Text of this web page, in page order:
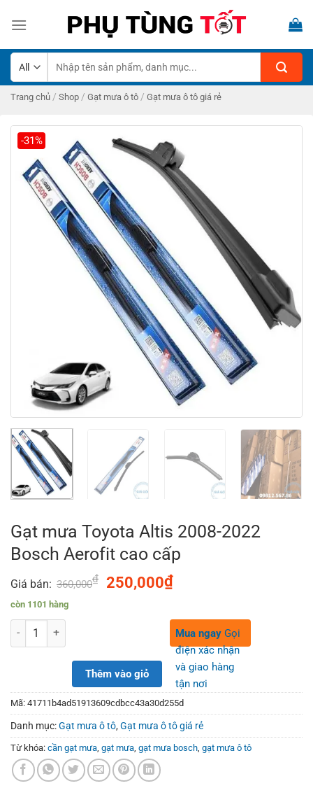
kiếm:
Trang chủ / Shop / Gạt mưa ô tô / Gạt mưa ô tô giá rẻ
-31%
Gạt mưa Toyota Altis 2008-2022
Bosch Aerofit cao cấp
Giá bán: 360,000₫
Original
360,000₫.
250,000₫Current
250,000₫.
còn 1101 hàng
Số lượng
Thêm vào giỏ
Mua ngay Gọi
điện xác nhận
và giao hàng
tận nơi
Mã: 41711b4ad51913609cdbcc43a30d255d
Danh mục:Gạt mưa ô tô,Gạt mưa ô tô giá rẻ
Từ khóa: cần gạt mưa gạt mưa gạt mưa bosch gạt mưa ô tô